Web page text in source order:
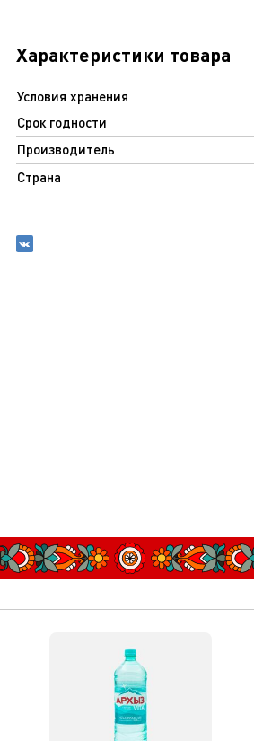
Характеристики товара
Условия хранения
Срок годности
Производитель
Страна